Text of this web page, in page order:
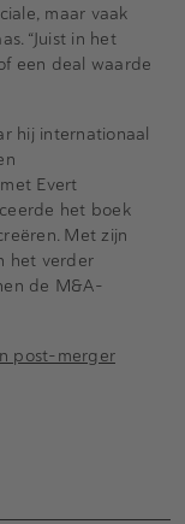
maar vaak
“Juist in het
een deal waarde
hij internationaal
Evert
het boek
Met zijn
het verder
de M&A-
post-merger